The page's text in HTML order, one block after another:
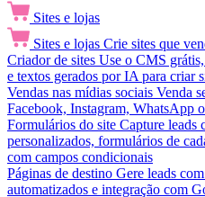
Sites e lojas
Sites e lojas Crie sites que
Criador de sites Use o CMS
e textos gerados por IA para criar
Vendas nas mídias sociais Venda
Facebook, Instagram, WhatsApp
Formulários do site Capture leads
personalizados, formulários de
com campos condicionais
Páginas de destino Gere leads
automatizados e integração com